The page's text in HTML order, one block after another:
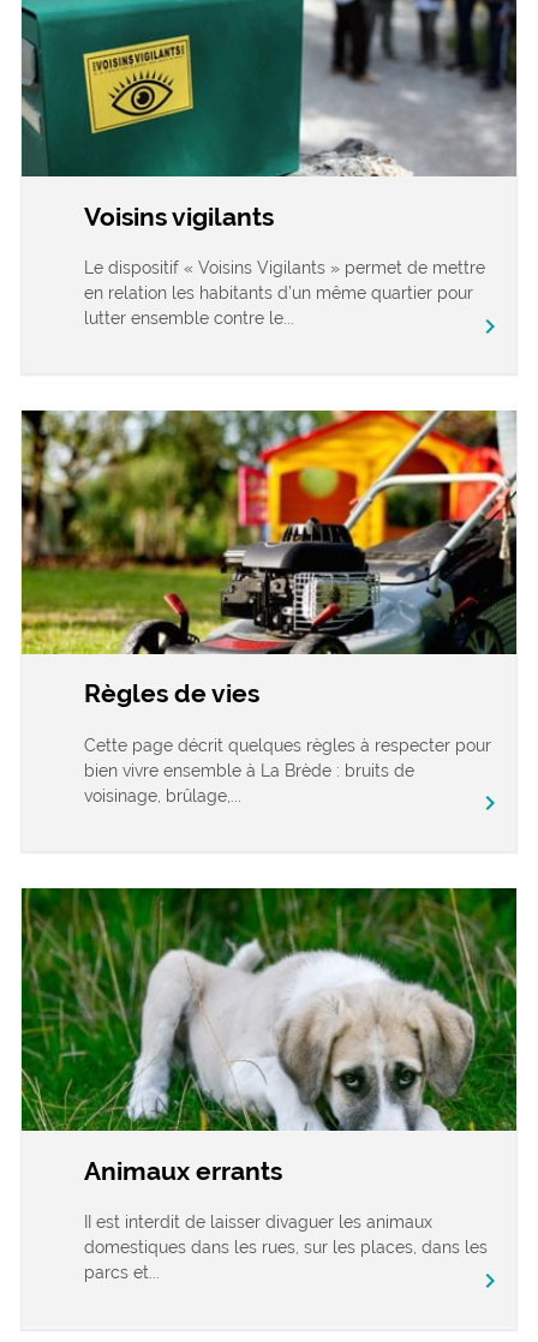
Voisins vigilants
Le dispositif « Voisins Vigilants » permet de mettre
en relation les habitants d’un même quartier pour
lutter ensemble contre le...
chevron_right
Règles de vies
Cette page décrit quelques règles à respecter pour
bien vivre ensemble à La Brède : bruits de
voisinage, brûlage,...
chevron_right
Animaux errants
II est interdit de laisser divaguer les animaux
domestiques dans les rues, sur les places, dans les
parcs et...
chevron_right